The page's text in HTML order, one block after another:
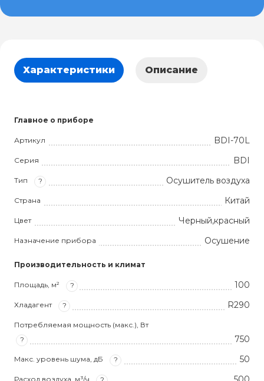
Характеристики Описание
Главное о приборе
Артикул BDI-70L
Серия BDI
Тип ? Осушитель воздуха
Страна Китай
Цвет Черный,красный
Назначение прибора Осушение
Производительность и климат
Площадь, м² ? 100
Хладагент ? R290
Потребляемая мощность (макс.), Вт
?
750
Макс. уровень шума, дБ ? 50
Расход воздуха, м³/ч